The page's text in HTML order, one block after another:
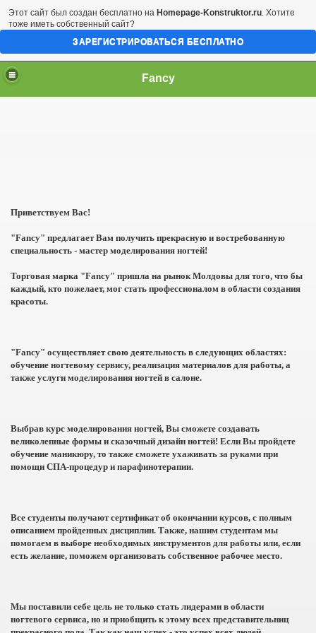
Fancy
Приветствуем Вас!
"Fancy" предлагает Вам получить прекрасную и востребованную
специальность - мастер моделирования ногтей!
Торговая марка "Fancy" пришла на рынок Молдовы для того, что бы
каждый, кто пожелает, мог стать профессионалом в области создания
красоты.
"Fancy" осуществляет свою деятельность в следующих областях:
обучение ногтевому сервису, реализация материалов для работы, а
также услуги моделирования ногтей в салоне.
Выбрав курс моделирования ногтей, Вы сможете создавать
великолепные формы и сказочный дизайн ногтей! Если Вы пройдете
обучение маникюру, то также сможете ухаживать за руками при
помощи СПА-процедур и парафинотерапии.
Все студенты получают сертификат об окончании курсов, с полным
описанием пройденных дисциплин. Также, нашим студентам мы
помогаем в выборе необходимых инструментов для работы или, если
есть желание, поможем организовать собственное рабочее место.
Мы поставили себе цель не только стать лидерами в области
ногтевого сервиса, но и приобщить к этому всех представительниц
Этот сайт был создан бесплатно на Homepage-Konstruktor.ru. Хотите
тоже иметь собственный сайт?
ЗАРЕГИСТРИРОВАТЬСЯ БЕСПЛАТНО